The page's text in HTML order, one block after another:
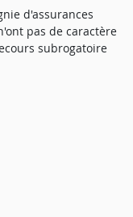
d'assurances
pas de caractère
subrogatoire